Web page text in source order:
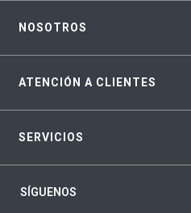
NOSOTROS
ATENCIÓN A CLIENTES
SERVICIOS
SÍGUENOS